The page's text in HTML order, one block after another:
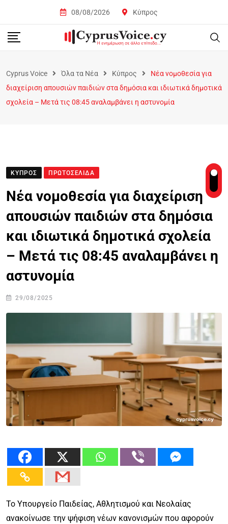
08/08/2026 Κύπρος
Cyprus Voice Όλα τα Νέα Κύπρος
Νέα νομοθεσία για
διαχείριση απουσιών παιδιών στα δημόσια και ιδιωτικά δημοτικά
σχολεία – Μετά τις 08:45 αναλαμβάνει η αστυνομία
ΚΎΠΡΟΣ ΠΡΩΤΟΣΈΛΙΔΑ
Νέα νομοθεσία για διαχείριση
απουσιών παιδιών στα δημόσια
και ιδιωτικά δημοτικά σχολεία
– Μετά τις 08:45 αναλαμβάνει η
αστυνομία
29/08/2025
Το Υπουργείο Παιδείας, Αθλητισμού και Νεολαίας
ανακοίνωσε την ψήφιση νέων κανονισμών που αφορούν